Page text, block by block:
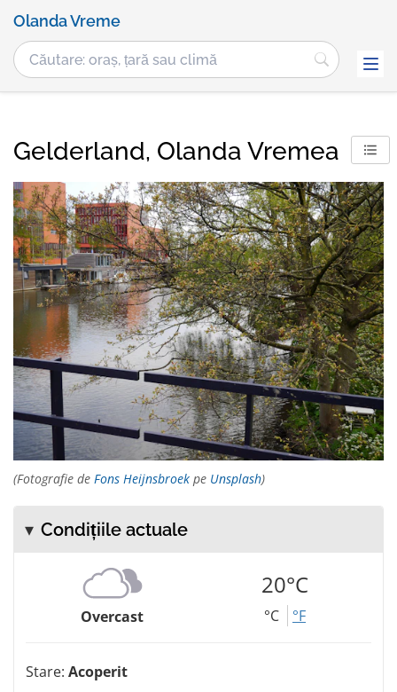
Olanda Vreme
Gelderland, Olanda Vremea
(Fotografie de Fons Heijnsbroek pe Unsplash)
Condițiile actuale
Overcast
20°C
°C °F
Stare: Acoperit